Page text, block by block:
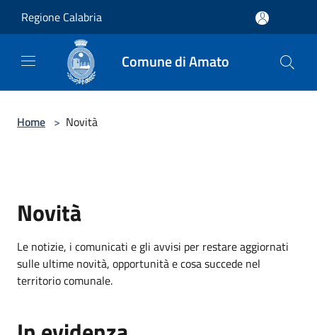
Regione Calabria
Comune di Amato
Home > Novità
Novità
Le notizie, i comunicati e gli avvisi per restare aggiornati
sulle ultime novità, opportunità e cosa succede nel
territorio comunale.